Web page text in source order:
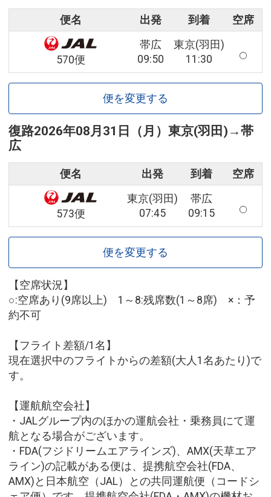
便名 出発 到着 空席
570便
帯広
09:50
東京(羽田)
11:30
便を変更する
復路2026年08月31日（月） 東京(羽田) →帯
広
便名 出発 到着 空席
573便
東京(羽田)
07:45
帯広
09:15
便を変更する
【空席状況】
○:空席あり(9席以上) 1～8:残席数(1～8席) ×：予
約不可
【フライト差額/1名】
現在選択中のフライトからの差額(大人1名あたり)で
す。
【運航航空会社】
・JALグループ内のほかの運航会社・乗務員にて運
航となる場合がございます。
・FDA(フジドリームエアラインズ)、AMX(天草エア
ライン)の記載がある便は、提携航空会社(FDA、
AMX)と日本航空（JAL）との共同運航便（コードシ